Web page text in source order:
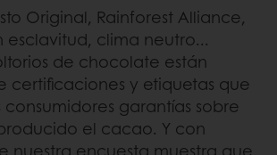
Original, Rainforest Alliance,
esclavitud, clima neutro...
de chocolate están
certificaciones y etiquetas que
garantías sobre
el cacao. Y con
nuestra encuesta muestra que